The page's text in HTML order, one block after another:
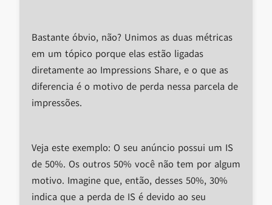
Bastante óbvio, não? Unimos as duas métricas
em um tópico porque elas estão ligadas
diretamente ao Impressions Share, e o que as
diferencia é o motivo de perda nessa parcela de
impressões.
Veja este exemplo: O seu anúncio possui um IS
de 50%. Os outros 50% você não tem por algum
motivo. Imagine que, então, desses 50%, 30%
indica que a perda de IS é devido ao seu